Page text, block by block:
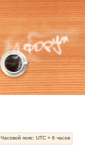
Часовой пояс: UTC + 6 часов